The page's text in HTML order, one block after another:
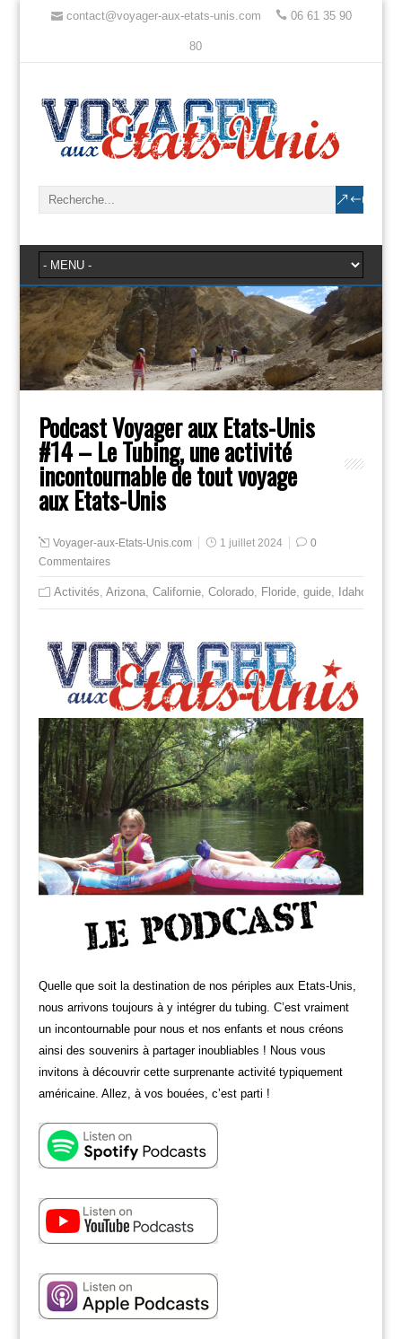
contact@voyager-aux-etats-unis.com 06 61 35 90
80
Podcast Voyager aux Etats-Unis
#14 – Le Tubing, une activité
incontournable de tout voyage
aux Etats-Unis
Voyager-aux-Etats-Unis.com 1 juillet 2024
0
Commentaires
Activités Arizona, Californie, Colorado, Floride, guide, Idaho
Quelle que soit la destination de nos périples aux Etats-Unis,
nous arrivons toujours à y intégrer du tubing. C’est vraiment
un incontournable pour nous et nos enfants et nous créons
ainsi des souvenirs à partager inoubliables ! Nous vous
invitons à découvrir cette surprenante activité typiquement
américaine. Allez, à vos bouées, c’est parti !